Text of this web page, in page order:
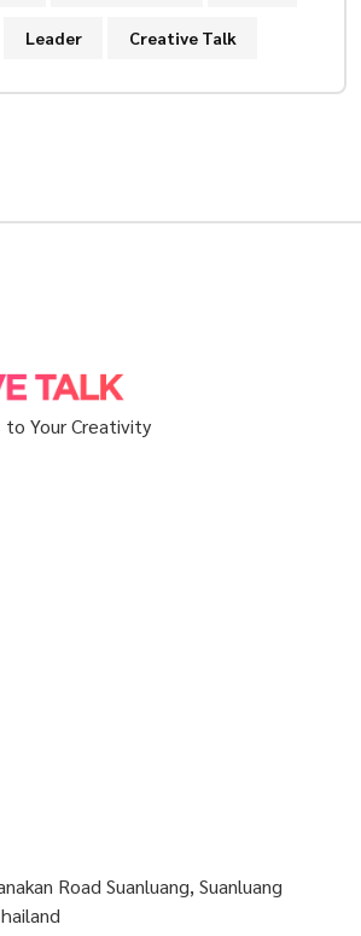
Leader Creative Talk
Your Creativity
Road Suanluang, Suanluang